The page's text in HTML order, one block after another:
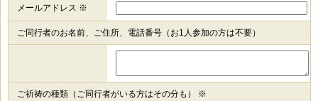
メールアドレス ※
ご同行者のお名前、ご住所、電話番号（お1人参加の方は不要）
ご祈祷の種類（ご同行者がいる方はその分も） ※